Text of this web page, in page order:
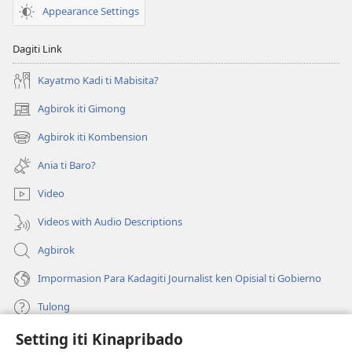
Setting iti Kinapribado
Appearance Settings
Dagiti Link
Kayatmo Kadi ti Mabisita?
Agbirok iti Gimong
(manglukat
iti
baro
window)
Agbirok iti Kombension
(manglukat
iti
baro
a
window)
Ania ti Baro?
Video
Videos with Audio Descriptions
Agbirok
Impormasion Para Kadagiti Journalist ken Opisial ti Gobierno
Tulong
Donasion
(manglukat